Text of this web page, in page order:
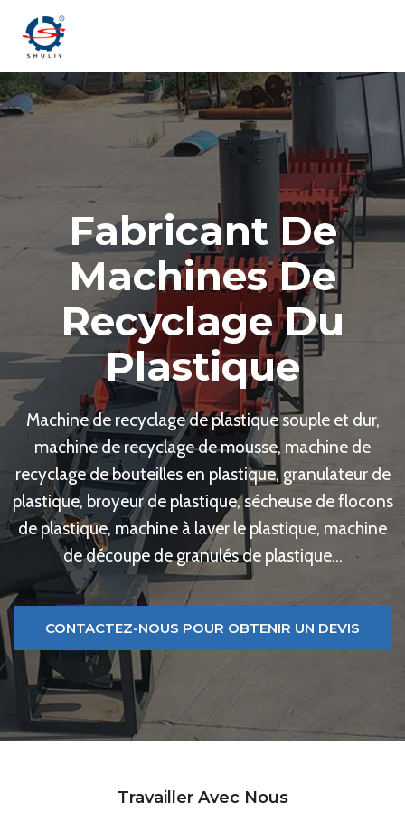
Fabricant De
Machines De
Recyclage Du
Plastique
Machine de recyclage de plastique souple et dur,
machine de recyclage de mousse, machine de
recyclage de bouteilles en plastique, granulateur de
plastique, broyeur de plastique, sécheuse de flocons
de plastique, machine à laver le plastique, machine
de découpe de granulés de plastique…
CONTACTEZ-NOUS POUR OBTENIR UN DEVIS
Travailler Avec Nous